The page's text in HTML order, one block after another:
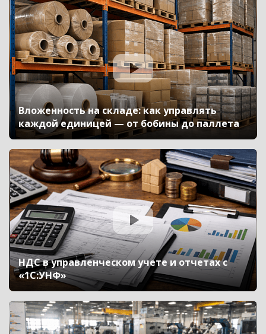
Вложенность на складе: как управлять
каждой единицей — от бобины до паллета
НДС в управленческом учете и отчетах с
«1С:УНФ»